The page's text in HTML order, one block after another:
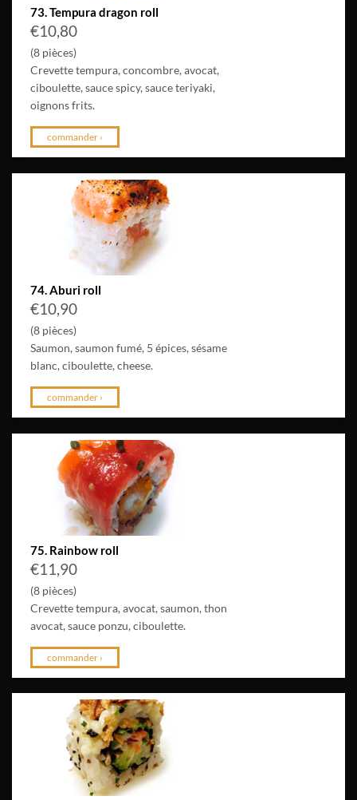
73. Tempura dragon roll
€10,80
(8 pièces)
Crevette tempura, concombre, avocat,
ciboulette, sauce spicy, sauce teriyaki,
oignons frits.
commander ›
74. Aburi roll
€10,90
(8 pièces)
Saumon, saumon fumé, 5 épices, sésame
blanc, ciboulette, cheese.
commander ›
75. Rainbow roll
€11,90
(8 pièces)
Crevette tempura, avocat, saumon, thon
avocat, sauce ponzu, ciboulette.
commander ›